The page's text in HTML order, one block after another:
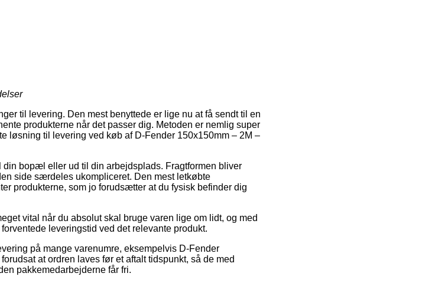
til levering. Den mest benyttede er lige nu at få sendt til en
produkterne når det passer dig. Metoden er nemlig super
løsning til levering ved køb af D-Fender 150x150mm – 2M –
bopæl eller ud til din arbejdsplads. Fragtformen bliver
side særdeles ukompliceret. Den mest letkøbte
produkterne, som jo forudsætter at du fysisk befinder dig
vital når du absolut skal bruge varen lige om lidt, og med
leveringstid ved det relevante produkt.
på mange varenumre, eksempelvis D-Fender
at ordren laves før et aftalt tidspunkt, så de med
pakkemedarbejderne får fri.